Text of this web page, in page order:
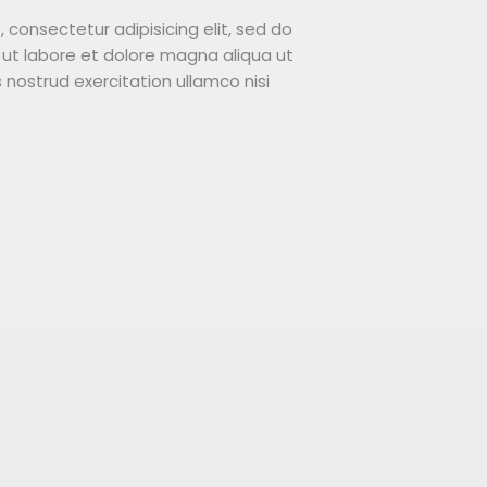
consectetur adipisicing elit, sed do
labore et dolore magna aliqua ut
exercitation ullamco nisi